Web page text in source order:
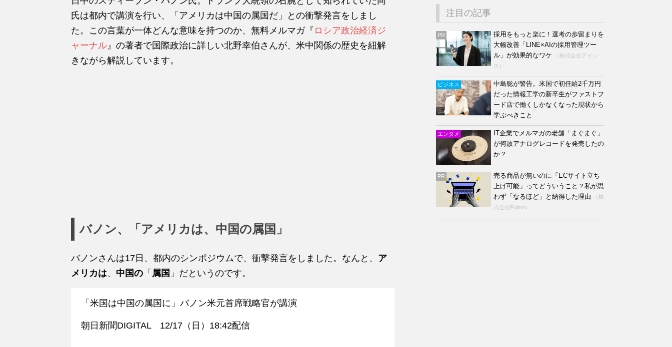
氏は都内で講演を行い、「アメリカは中国の属国だ」との衝撃発言をしまし
た。この言葉が一体どんな意味を持つのか、無料メルマガ『 ロシア政治経済ジ
ャーナル 』の著者で国際政治に詳しい北野幸伯さんが、米中関係の歴史を紐解
きながら解説しています。
バノン、「アメリカは、中国の属国」
バノンさんは17日、都内のシンポジウムで、衝撃発言をしました。なんと、 ア
メリカは、 中国の 「 属国 」だというのです。
「米国は中国の属国に」バノン米元首席戦略官が講演
朝日新聞DIGITAL 12/17（日）18:42配信
注目の記事
PR
採用をもっと楽に！選考の歩留まりを
大幅改善「LINE×AIの採用管理ツー
ル」が効果的なワケ
（株式会社アイシ
ス）
ビジネス
中島聡が警告。米国で初任給2千万円
だった情報工学の新卒生がファストフ
ード店で働くしかなくなった現状から
学ぶべきこと
エンタメ
IT企業でメルマガの老舗「まぐまぐ」
が何故アナログレコードを発売したの
か？
PR
売る商品が無いのに「ECサイト立ち
上げ可能」ってどういうこと？私が思
わず「なるほど」と納得した理由
（株
式会社Fulmo）